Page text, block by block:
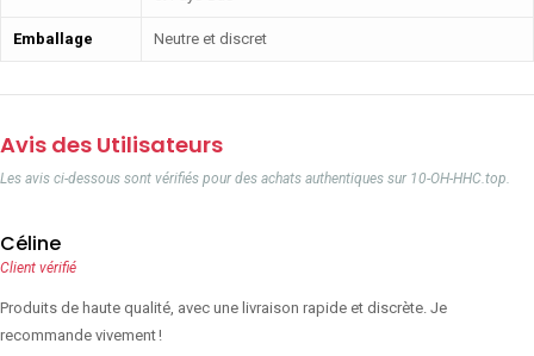
Emballage Neutre et discret
Avis des Utilisateurs
Les avis ci-dessous sont vérifiés pour des achats authentiques sur 10-OH-HHC.top.
Céline
Client vérifié
Produits de haute qualité, avec une livraison rapide et discrète. Je
recommande vivement !